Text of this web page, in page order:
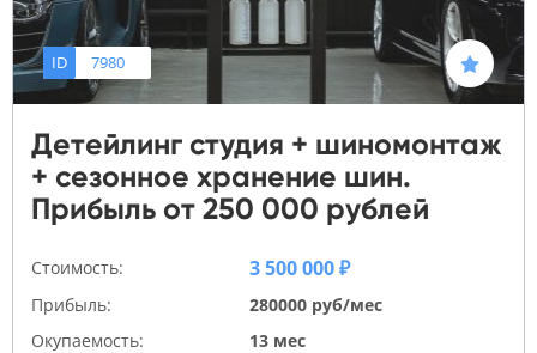
ID 7980
Детейлинг студия + шиномонтаж
+ сезонное хранение шин.
Прибыль от 250 000 рублей
Стоимость: 3 500 000 ₽
Прибыль:
280000 руб/мес
Окупаемость:
13 мес